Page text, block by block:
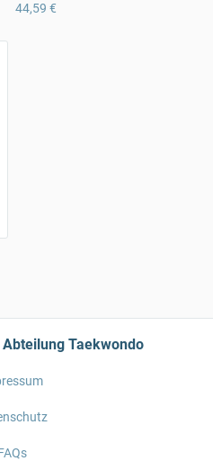
44,59 €
Abteilung Taekwondo